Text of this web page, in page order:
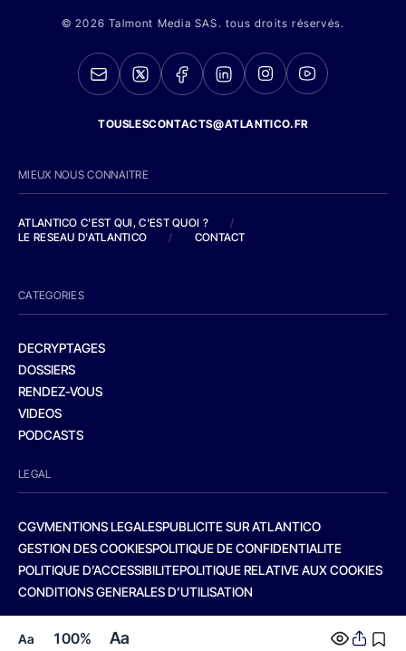
Aa 100% Aa
© 2026 Talmont Media SAS. tous droits réservés.
TOUSLESCONTACTS@ATLANTICO.FR
MIEUX NOUS CONNAITRE
ATLANTICO C'EST QUI, C'EST QUOI ?
/
LE RESEAU D'ATLANTICO
/ CONTACT
CATEGORIES
DECRYPTAGES
DOSSIERS
RENDEZ-VOUS
VIDEOS
PODCASTS
LEGAL
CGVMENTIONS LEGALESPUBLICITE SUR ATLANTICO
GESTION DES COOKIESPOLITIQUE DE CONFIDENTIALITE
POLITIQUE D’ACCESSIBILITEPOLITIQUE RELATIVE AUX COOKIES
CONDITIONS GENERALES D’UTILISATION